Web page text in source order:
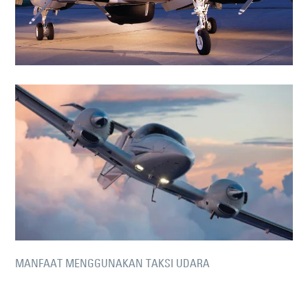
MANFAAT MENGGUNAKAN TAKSI UDARA